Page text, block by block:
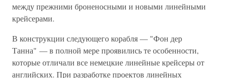
между прежними броненосными и новыми линейными
крейсерами.
В конструкции следующего корабля — "Фон дер
Танна" — в полной мере проявились те особенности,
которые отличали все немецкие линейные крейсеры от
английских. При разработке проектов линейных